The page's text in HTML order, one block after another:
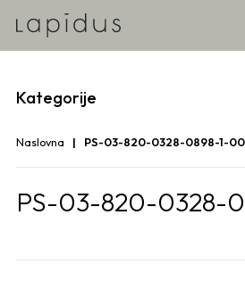
Kategorije
Naslovna PS-03-820-0328-0898-1-
PS-03-820-0328-